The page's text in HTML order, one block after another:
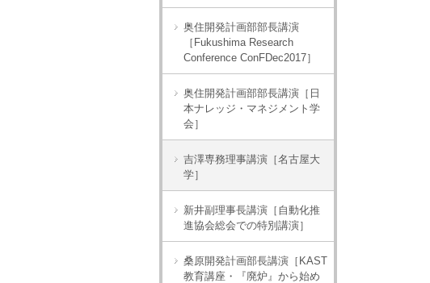
奥住開発計画部部長講演
［Fukushima Research
Conference ConFDec2017］
奥住開発計画部部長講演［日
本ナレッジ・マネジメント学
会］
吉澤専務理事講演［名古屋大
学］
新井副理事長講演［自動化推
進協会総会での特別講演］
桑原開発計画部長講演［KAST
教育講座・『廃炉』から始め